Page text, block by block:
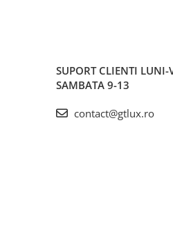
SUPORT CLIENTI LUNI-
SAMBATA 9-13
contact@gtlux.ro